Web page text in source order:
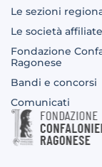
Le sezioni
Le società affiliate
Fondazione
Ragonese
Bandi e concorsi
Comunicati